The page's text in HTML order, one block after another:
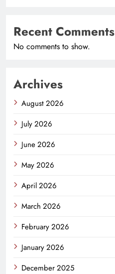
Recent Comments
No comments to show.
Archives
August 2026
July 2026
June 2026
May 2026
April 2026
March 2026
February 2026
January 2026
December 2025